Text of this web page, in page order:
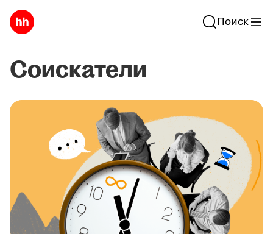
Поиск
Соискатели